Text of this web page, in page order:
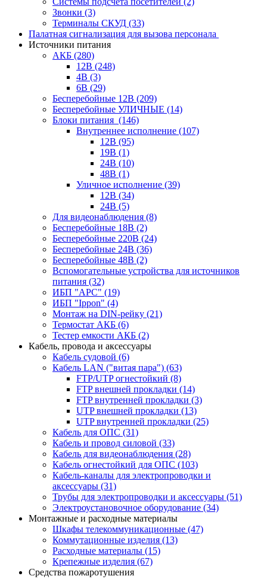
Звонки (3)
Терминалы СКУД (33)
Палатная сигнализация для вызова персонала
Источники питания
АКБ (280)
12В (248)
4В (3)
6В (29)
Бесперебойные 12В (209)
Бесперебойные УЛИЧНЫЕ (14)
Блоки питания (146)
Внутреннее исполнение (107)
12В (95)
19В (1)
24В (10)
48В (1)
Уличное исполнение (39)
12В (34)
24В (5)
Для видеонаблюдения (8)
Бесперебойные 18В (2)
Бесперебойные 220В (24)
Бесперебойные 24В (36)
Бесперебойные 48В (2)
Вспомогательные устройства для источников
питания (32)
ИБП "APC" (19)
ИБП "Ippon" (4)
Монтаж на DIN-рейку (21)
Термостат АКБ (6)
Тестер емкости АКБ (2)
Кабель, провода и аксессуары
Кабель судовой (6)
Кабель LAN ("витая пара") (63)
FTP/UTP огнестойкий (8)
FTP внешней прокладки (14)
FTP внутренней прокладки (3)
UTP внешней прокладки (13)
UTP внутренней прокладки (25)
Кабель для ОПС (31)
Кабель и провод силовой (33)
Кабель для видеонаблюдения (28)
Кабель огнестойкий для ОПС (103)
Кабель-каналы для электропроводки и
аксессуары (31)
Трубы для электропроводки и аксессуары (51)
Электроустановочное оборудование (34)
Монтажные и расходные материалы
Шкафы телекоммуникационные (47)
Коммутационные изделия (13)
Расходные материалы (15)
Крепежные изделия (67)
Средства пожаротушения